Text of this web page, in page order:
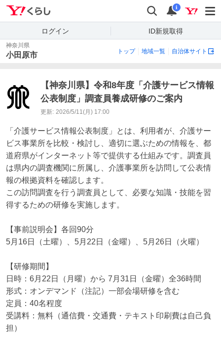
検索 通知
i
ログイン ID新規取得
神奈川県
小田原市 トップ 地域一覧 自治体サイト
【神奈川県】令和8年度「介護サービス情報
公表制度」調査員養成研修のご案内
更新: 2026/5/11(月) 17:00
「介護サービス情報公表制度」とは、利用者が、介護サー
ビス事業所を比較・検討し、適切に選ぶための情報を、都
道府県がインターネット等で提供する仕組みです。調査員
は県内の調査機関に所属し、介護事業所を訪問して公表情
報の根拠資料を確認します。
この訪問調査を行う調査員として、必要な知識・技能を習
得するための研修を実施します。
【事前説明会】各回90分
5月16日（土曜）、5月22日（金曜）、5月26日（火曜）
【研修期間】
日時：6月22日（月曜）から 7月31日（金曜）全36時間
形式：オンデマンド（注記）一部会場研修を含む
定員：40名程度
受講料：無料（通信費・交通費・テキスト印刷費は自己負
担）